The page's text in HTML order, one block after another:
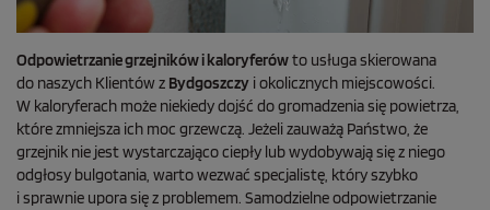
Odpowietrzanie grzejników i kaloryferówto usługa skierowana
do naszych Klientów z Bydgoszczy i okolicznych miejscowości.
W kaloryferach może niekiedy dojść do gromadzenia się powietrza,
które zmniejsza ich moc grzewczą. Jeżeli zauważą Państwo, że
grzejnik nie jest wystarczająco ciepły lub wydobywają się z niego
odgłosy bulgotania, warto wezwać specjalistę, który szybko
i sprawnie upora się z problemem. Samodzielne odpowietrzanie